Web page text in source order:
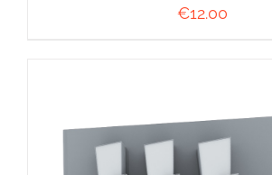
€12.00